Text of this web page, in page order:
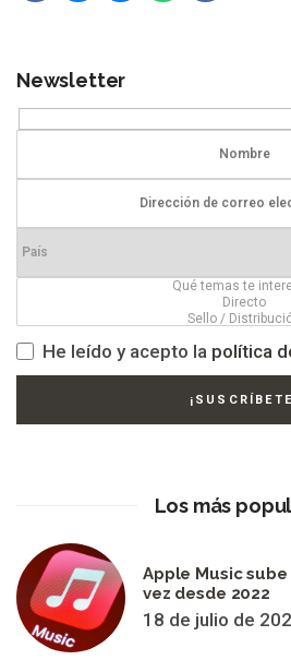
Newsletter
He leído y acepto la política
Los más
Apple Music
vez desde 2022
18 de julio de